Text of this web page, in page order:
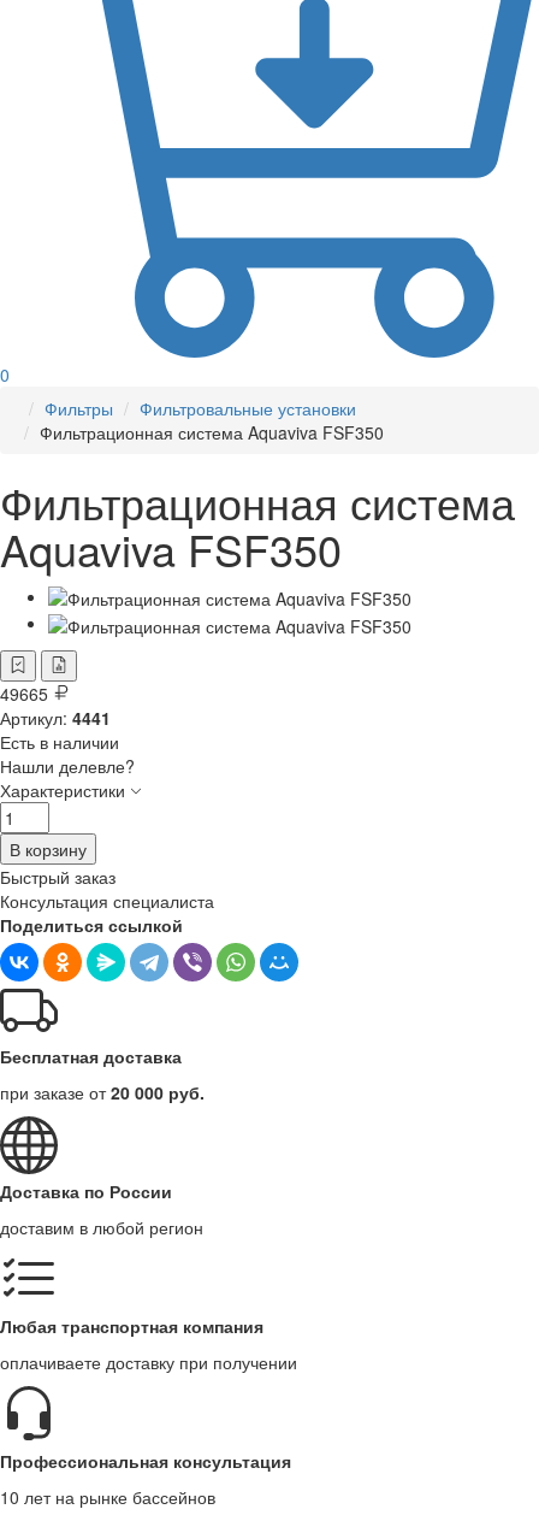
0
Фильтры
Фильтровальные установки
Фильтрационная система Aquaviva FSF350
Фильтрационная система
Aquaviva FSF350
49665
Артикул: 4441
Есть в наличии
Нашли делевле?
Характеристики
В корзину
Быстрый заказ
Консультация специалиста
Поделиться ссылкой
Бесплатная доставка
при заказе от20 000 руб.
Доставка по России
доставим в любой регион
Любая транспортная компания
оплачиваете доставку при получении
Профессиональная консультация
10 лет на рынке бассейнов